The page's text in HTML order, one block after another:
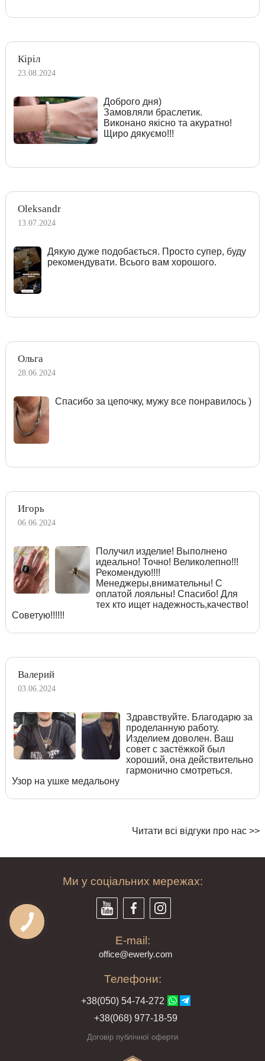
Кіріл
23.08.2024
Доброго дня)
Замовляли браслетик.
Виконано якісно та акуратно!
Щиро дякуємо!!!
Oleksandr
13.07.2024
Дякую дуже подобається. Просто супер, буду
рекомендувати. Всього вам хорошого.
Ольга
28.06.2024
Спасибо за цепочку, мужу все понравилось )
Игорь
06.06.2024
Получил изделие! Выполнено
идеально! Точно! Великолепно!!!
Рекомендую!!!!
Менеджеры,внимательны! С
оплатой лояльны! Спасибо! Для
тех кто ищет надежность,качество!
Советую!!!!!!
Валерий
03.06.2024
Здравствуйте. Благодарю за
проделанную работу.
Изделием доволен. Ваш
совет с застёжкой был
хороший, она действительно
гармонично смотреться.
Узор на ушке медальону
Читати всі відгуки про нас >>
Ми у соціальних мережах:
E-mail:
office@ewerly.com
Телефони:
+38(050) 54-74-272
+38(068) 977-18-59
Договір публічної оферти